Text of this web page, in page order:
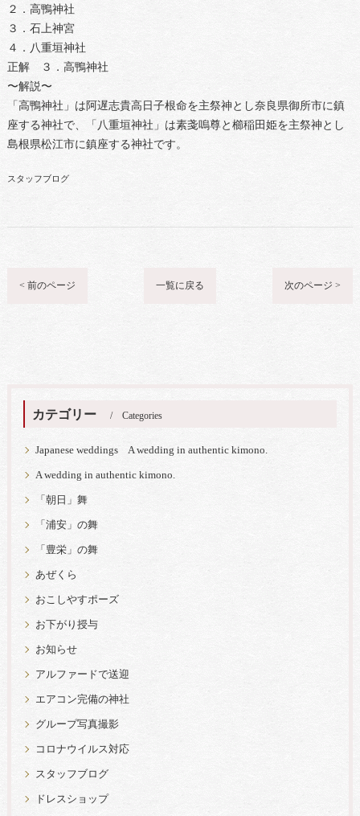
２．高鴨神社
３．石上神宮
４．八重垣神社
正解 ３．高鴨神社
〜解説〜
「高鴨神社」は阿遅志貴高日子根命を主祭神とし奈良県御所市に鎮
座する神社で、「八重垣神社」は素戔嗚尊と櫛稲田姫を主祭神とし
島根県松江市に鎮座する神社です。
スタッフブログ
< 前のページ 一覧に戻る 次のページ >
カテゴリー Categories
Japanese weddings A wedding in authentic kimono.
A wedding in authentic kimono.
「朝日」舞
「浦安」の舞
「豊栄」の舞
あぜくら
おこしやすポーズ
お下がり授与
お知らせ
アルファードで送迎
エアコン完備の神社
グループ写真撮影
コロナウイルス対応
スタッフブログ
ドレスショップ